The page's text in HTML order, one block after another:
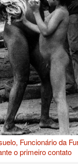
Funcionário da
o primeiro contato